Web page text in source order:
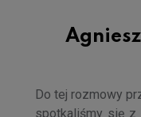
Do tej rozmowy
spotkaliśmy się z